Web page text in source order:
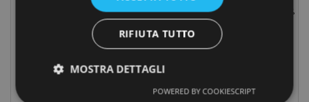
-10% -25%
RIFIUTA TUTTO
MOSTRA DETTAGLI
POWERED BY COOKIESCRIPT